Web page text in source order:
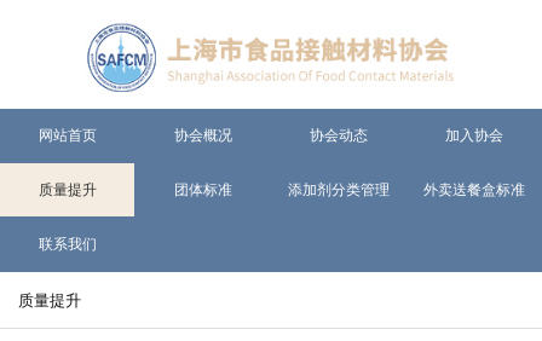
网站首页 协会概况 协会动态 加入协会
质量提升 团体标准 添加剂分类管理 外卖送餐盒标准
联系我们
质量提升